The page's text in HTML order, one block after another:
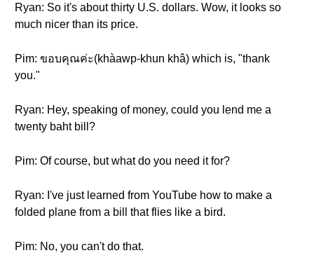
Ryan: So it's about thirty U.S. dollars. Wow, it looks so
much nicer than its price.
Pim: ขอบคุณค่ะ(khàawp-khun khâ) which is, "thank
you."
Ryan: Hey, speaking of money, could you lend me a
twenty baht bill?
Pim: Of course, but what do you need it for?
Ryan: I've just learned from YouTube how to make a
folded plane from a bill that flies like a bird.
Pim: No, you can't do that.